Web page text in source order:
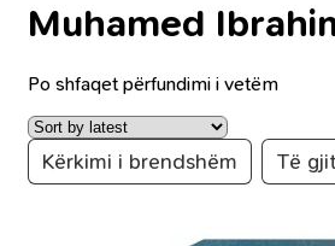
Muhamed
Po shfaqet përfundimi i vetëm
Kërkimi i brendshëm Të